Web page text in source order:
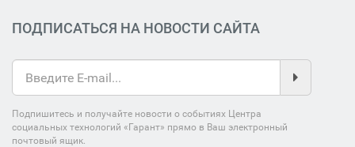
ПОДПИСАТЬСЯ НА НОВОСТИ САЙТА
Подпишитесь и получайте новости о событиях Центра
социальных технологий «Гарант» прямо в Ваш электронный
почтовый ящик.